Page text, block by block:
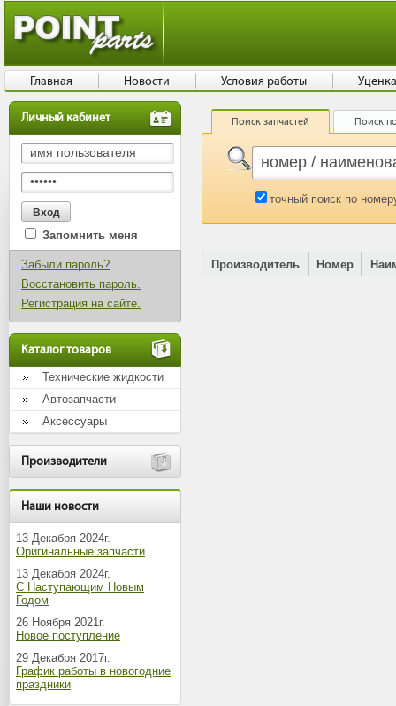
Личный кабинет
Запомнить меня
Забыли пароль?
Восстановить пароль.
Регистрация на сайте.
Каталог товаров
Технические жидкости
Автозапчасти
Аксессуары
Производители
Наши новости
13 Декабря 2024г.
Оригинальные запчасти
13 Декабря 2024г.
С Наступающим Новым
Годом
26 Ноября 2021г.
Новое поступление
29 Декабря 2017г.
График работы в новогодние
праздники
Поиск запчастей Поиск
точный поиск по
Производитель Номер
Главная Новости Условия работы